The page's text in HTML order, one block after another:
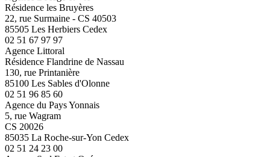
Résidence les Bruyères
22, rue Surmaine - CS 40503
85505 Les Herbiers Cedex
02 51 67 97 97
Agence Littoral
Résidence Flandrine de Nassau
130, rue Printanière
85100 Les Sables d'Olonne
02 51 96 85 60
Agence du Pays Yonnais
5, rue Wagram
CS 20026
85035 La Roche-sur-Yon Cedex
02 51 24 23 00